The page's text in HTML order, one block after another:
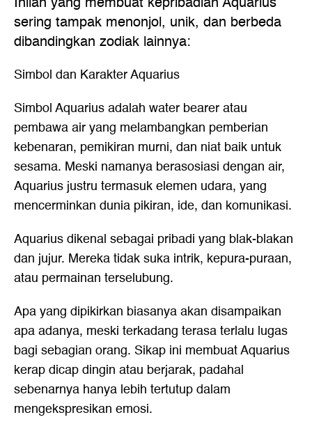
sering tampak menonjol, unik, dan berbeda
dibandingkan zodiak lainnya:
Simbol dan Karakter Aquarius
Simbol Aquarius adalah water bearer atau
pembawa air yang melambangkan pemberian
kebenaran, pemikiran murni, dan niat baik untuk
sesama. Meski namanya berasosiasi dengan air,
Aquarius justru termasuk elemen udara, yang
mencerminkan dunia pikiran, ide, dan komunikasi.
Aquarius dikenal sebagai pribadi yang blak-blakan
dan jujur. Mereka tidak suka intrik, kepura-puraan,
atau permainan terselubung.
Apa yang dipikirkan biasanya akan disampaikan
apa adanya, meski terkadang terasa terlalu lugas
bagi sebagian orang. Sikap ini membuat Aquarius
kerap dicap dingin atau berjarak, padahal
sebenarnya hanya lebih tertutup dalam
mengekspresikan emosi.